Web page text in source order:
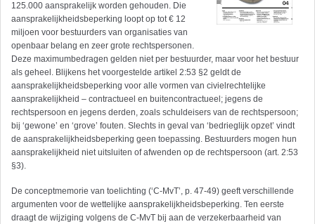
125.000 aansprakelijk worden gehouden. Die
aansprakelijkheidsbeperking loopt op tot € 12
miljoen voor bestuurders van organisaties van
openbaar belang en zeer grote rechtspersonen.
Deze maximumbedragen gelden niet per bestuurder, maar voor het bestuur
als geheel. Blijkens het voorgestelde artikel 2:53 §2 geldt de
aansprakelijkheidsbeperking voor alle vormen van civielrechtelijke
aansprakelijkheid – contractueel en buitencontractueel; jegens de
rechtspersoon en jegens derden, zoals schuldeisers van de rechtspersoon;
bij ‘gewone’ en ‘grove’ fouten. Slechts in geval van ‘bedrieglijk opzet’ vindt
de aansprakelijkheidsbeperking geen toepassing. Bestuurders mogen hun
aansprakelijkheid niet uitsluiten of afwenden op de rechtspersoon (art. 2:53
§3).
De conceptmemorie van toelichting (‘C-MvT’, p. 47-49) geeft verschillende
argumenten voor de wettelijke aansprakelijkheidsbeperking. Ten eerste
draagt de wijziging volgens de C-MvT bij aan de verzekerbaarheid van